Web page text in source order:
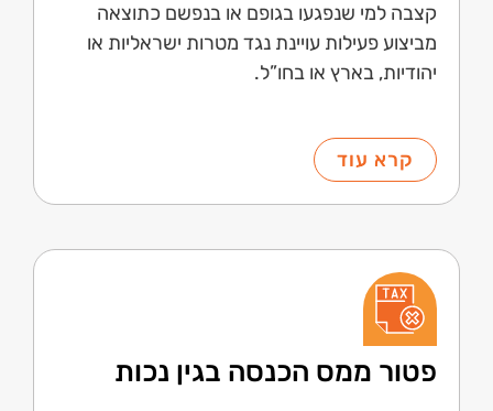
קצבה למי שנפגעו בגופם או בנפשם כתוצאה
מביצוע פעילות עויינת נגד מטרות ישראליות או
יהודיות, בארץ או בחו”ל.
קרא עוד
פטור ממס הכנסה בגין נכות